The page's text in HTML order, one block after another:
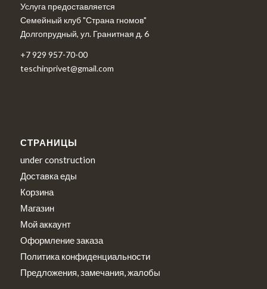
Услуга предоставляется
Семейный клуб "Страна гномов"
Долгопрудный, ул. Гранитная д. 6
+7 929 957-70-00
teschinprivet@gmail.com
СТРАНИЦЫ
under construction
Доставка еды
Корзина
Магазин
Мой аккаунт
Оформление заказа
Политика конфиденциальности
Предложения, замечания, жалобы